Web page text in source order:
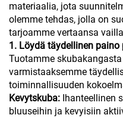
materiaalia, jota
olemme tehdas, jolla on
tarjoamme vertaansa
1. Löydä täydellinen paino
Tuotamme
varmistaaksemme
toiminnallisuuden
Kevytskuba: Ihanteellinen
bluuseihin ja kevyisiin